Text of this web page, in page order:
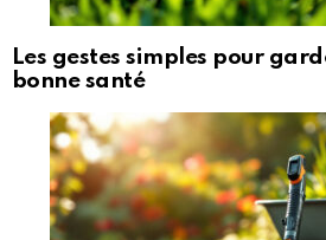
Les gestes simples pour
bonne santé